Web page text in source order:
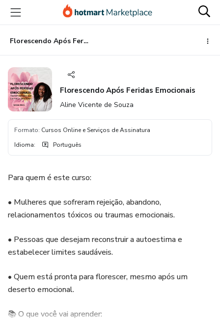
para
conteúdo
principal
para
pagamento
para
rodapé
Florescendo Após Feridas Emocionais
Florescendo Após Feridas Emocionais
Aline Vicente de Souza
Formato: Cursos Online e Serviços de Assinatura
Idioma: Português
Para quem é este curso:
• Mulheres que sofreram rejeição, abandono,
relacionamentos tóxicos ou traumas emocionais.
• Pessoas que desejam reconstruir a autoestima e
estabelecer limites saudáveis.
• Quem está pronta para florescer, mesmo após um
deserto emocional.
📚 O que você vai aprender: